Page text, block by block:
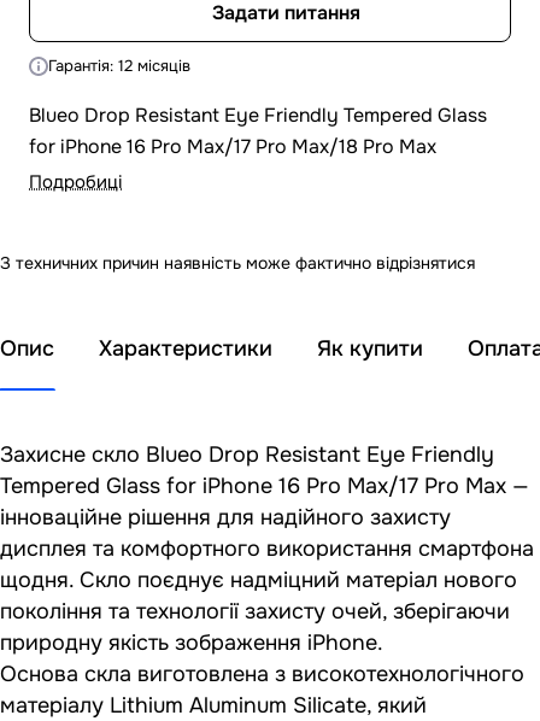
Задати питання
Гарантія: 12 місяців
Blueo Drop Resistant Eye Friendly Tempered Glass
for iPhone 16 Pro Max/17 Pro Max/18 Pro Max
Подробиці
З техничних причин наявність може фактично відрізнятися
Опис Характеристики Як купити
Захисне скло Blueo Drop Resistant Eye Friendly
Tempered Glass for iPhone 16 Pro Max/17 Pro Max —
інноваційне рішення для надійного захисту
дисплея та комфортного використання смартфона
щодня. Скло поєднує надміцний матеріал нового
покоління та технології захисту очей, зберігаючи
природну якість зображення iPhone.
Основа скла виготовлена з високотехнологічного
матеріалу Lithium Aluminum Silicate, який